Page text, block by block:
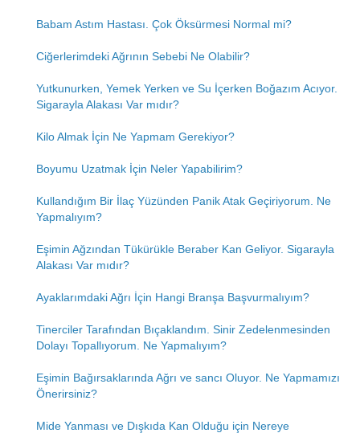
Babam Astım Hastası. Çok Öksürmesi Normal mi?
Ciğerlerimdeki Ağrının Sebebi Ne Olabilir?
Yutkunurken, Yemek Yerken ve Su İçerken Boğazım Acıyor.
Sigarayla Alakası Var mıdır?
Kilo Almak İçin Ne Yapmam Gerekiyor?
Boyumu Uzatmak İçin Neler Yapabilirim?
Kullandığım Bir İlaç Yüzünden Panik Atak Geçiriyorum. Ne
Yapmalıyım?
Eşimin Ağzından Tükürükle Beraber Kan Geliyor. Sigarayla
Alakası Var mıdır?
Ayaklarımdaki Ağrı İçin Hangi Branşa Başvurmalıyım?
Tinerciler Tarafından Bıçaklandım. Sinir Zedelenmesinden
Dolayı Topallıyorum. Ne Yapmalıyım?
Eşimin Bağırsaklarında Ağrı ve sancı Oluyor. Ne Yapmamızı
Önerirsiniz?
Mide Yanması ve Dışkıda Kan Olduğu için Nereye